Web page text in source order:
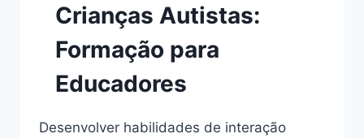
Crianças Autistas:
Formação para
Educadores
Desenvolver habilidades de interação